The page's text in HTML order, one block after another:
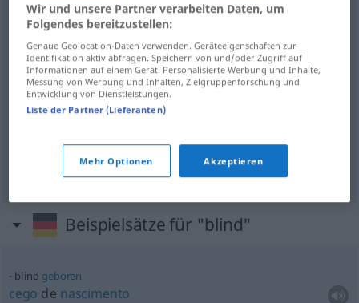
sujo blind (≈ schmutzig)
postiço blind ARCH
falso blind Alarm
clandestino blindPassagier
Beispielsätze für "blind"
blind geboren
cego de nascimento
Wir und unsere Partner verarbeiten Daten, um
Folgendes bereitzustellen:
Genaue Geolocation-Daten verwenden. Geräteeigenschaften zur
Identifikation aktiv abfragen. Speichern von und/oder Zugriff auf
Informationen auf einem Gerät. Personalisierte Werbung und Inhalte,
Messung von Werbung und Inhalten, Zielgruppenforschung und
Entwicklung von Dienstleistungen.
Liste der Partner (Lieferanten)
Mehr Optionen Akzeptieren